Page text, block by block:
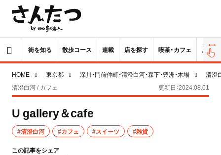
街を知る 散歩コース 連載 店を探す 喫茶・カフェ 居酒屋
HOME 東京都 深川・門前仲町・清澄白河・森下・豊洲・木場
清澄
清澄白河 / カフェ
更新日：2024.08.01
U gallery＆cafe
#清澄白河 #カフェ #スイーツ #雑貨
この記事をシェア